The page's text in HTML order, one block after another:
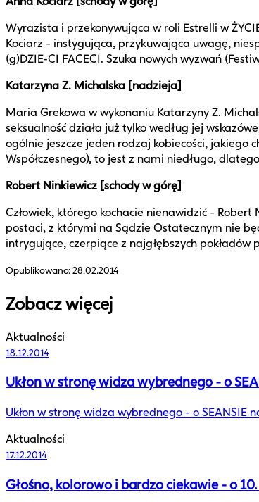
Wyrazista i przekonywująca w roli Estrelli w
Kociarz - instygująca, przykuwająca uwagę,
(g)DZIE-CI FACECI. Szuka nowych wyzwań
Katarzyna Z. Michalska [nadzieja]
Maria Grekowa w wykonaniu Katarzyny Z.
seksualność działa już tylko według jej
ogólnie jeszcze jeden rodzaj kobiecości, jakiego
Współczesnego), to jest z nami niedługo,
Robert Ninkiewicz [schody w górę]
Człowiek, którego kochacie nienawidzić - Robert
postaci, z którymi na Sądzie Ostatecznym nie
intrygujące, czerpiące z najgłębszych pokładów
Opublikowano:28.02.2014
Zobacz więcej
Aktualności
18.12.2014
Ukłon w stronę widza wybrednego - o
Ukłon w stronę widza wybrednego - o SEANSIE
Aktualności
17.12.2014
Głośno, kolorowo i bardzo ciekawie - o